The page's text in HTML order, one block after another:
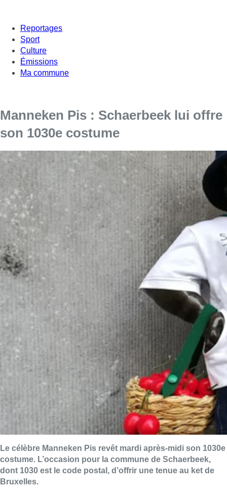
Reportages
Sport
Culture
Émissions
Ma commune
Manneken Pis : Schaerbeek lui offre
son 1030e costume
Le célèbre Manneken Pis revêt mardi après-midi son 1030e
costume. L’occasion pour la commune de Schaerbeek,
dont 1030 est le code postal, d’offrir une tenue au ket de
Bruxelles.